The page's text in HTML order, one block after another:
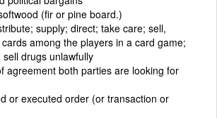
(fir or pine board.)
supply; direct; take care; sell,
among the players in a card game;
drugs unlawfully
agreement both parties are looking for
or executed order (or transaction or